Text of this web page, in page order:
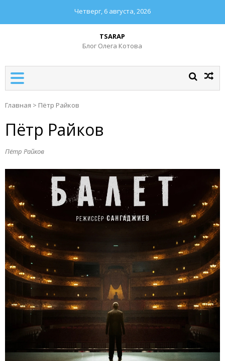
Четверг, 6 августа, 2026
TSARAP
Блог Олега Котова
Главная > Пётр Райков
Пётр Райков
Пётр Райков